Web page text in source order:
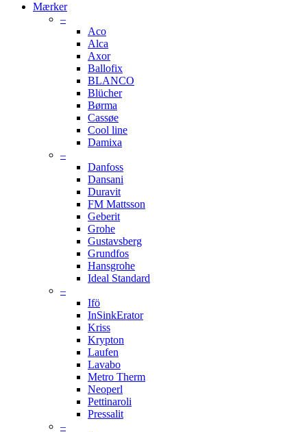
Mærker
–
Aco
Alca
Axor
Ballofix
BLANCO
Blücher
Børma
Cassøe
Cool line
Damixa
–
Danfoss
Dansani
Duravit
FM Mattsson
Geberit
Grohe
Gustavsberg
Grundfos
Hansgrohe
Ideal Standard
–
Ifö
InSinkErator
Kriss
Krypton
Laufen
Lavabo
Metro Therm
Neoperl
Pettinaroli
Pressalit
–